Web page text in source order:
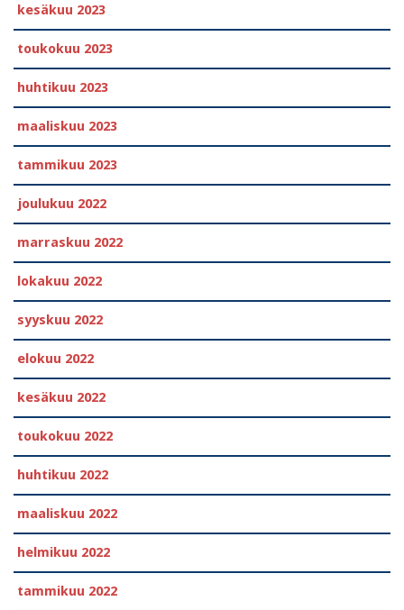
kesäkuu 2023
toukokuu 2023
huhtikuu 2023
maaliskuu 2023
tammikuu 2023
joulukuu 2022
marraskuu 2022
lokakuu 2022
syyskuu 2022
elokuu 2022
kesäkuu 2022
toukokuu 2022
huhtikuu 2022
maaliskuu 2022
helmikuu 2022
tammikuu 2022